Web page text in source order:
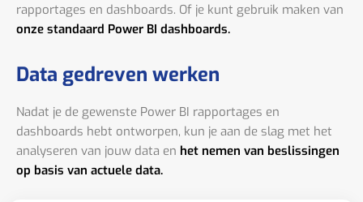
rapportages en dashboards. Of je kunt gebruik maken van
onze standaard Power BI dashboards.
Data gedreven werken
Nadat je de gewenste Power BI rapportages en
dashboards hebt ontworpen, kun je aan de slag met het
analyseren van jouw data en het nemen van beslissingen
op basis van actuele data.